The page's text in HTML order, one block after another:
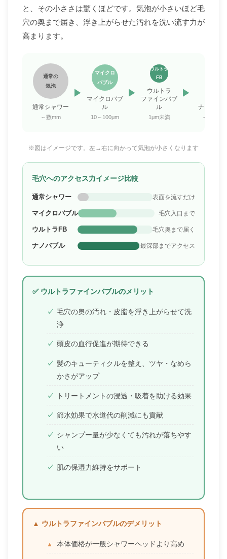
と、その小ささは驚くほどです。気泡が小さいほど毛
穴の奥まで届き、浮き上がらせた汚れを洗い流す力が
高まります。
通常の
気泡
通常シャワー
～数mm
▶
マイクロ
バブル
マイクロバブ
ル
10～100μm
▶
ウルトラ
FB
ウルトラ
ファインバブ
ル
1μm未満
▶
ナノバブ
～200nm
※図はイメージです。左→右に向かって気泡が小さくなります
毛穴へのアクセス力イメージ比較
通常シャワー 表面を流すだけ
マイクロバブル 毛穴入口まで
ウルトラFB 毛穴奥まで届く
ナノバブル 最深部までアクセス
✅ ウルトラファインバブルのメリット
毛穴の奥の汚れ・皮脂を浮き上がらせて洗
浄
頭皮の血行促進が期待できる
髪のキューティクルを整え、ツヤ・なめら
かさがアップ
トリートメントの浸透・吸着を助ける効果
節水効果で水道代の削減にも貢献
シャンプー量が少なくても汚れが落ちやす
い
肌の保湿力維持をサポート
▲ ウルトラファインバブルのデメリット
本体価格が一般シャワーヘッドより高め